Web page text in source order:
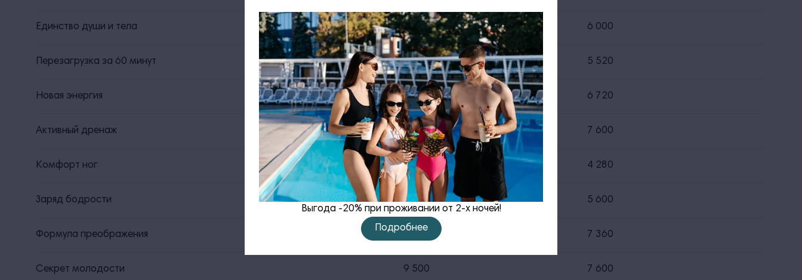
Единство души и тела 7 500 6 000
Перезагрузка за 60 минут 6 900 5 520
Новая энергия 8 400 6 720
Активный дренаж 9 500 7 600
Комфорт ног 5 350 4 280
Заряд бодрости 7 000 5 600
Формула преображения 7 360
Секрет молодости 9 500 7 600
Выгода -20% при проживании от 2-х ночей!
Подробнее